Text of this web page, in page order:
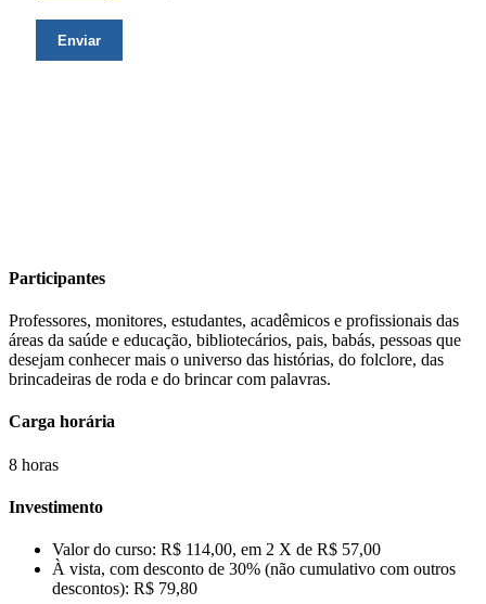
Participantes
Professores, monitores, estudantes, acadêmicos e profissionais das
áreas da saúde e educação, bibliotecários, pais, babás, pessoas que
desejam conhecer mais o universo das histórias, do folclore, das
brincadeiras de roda e do brincar com palavras.
Carga horária
8 horas
Investimento
Valor do curso: R$ 114,00, em 2 X de R$ 57,00
À vista, com desconto de 30% (não cumulativo com outros
descontos): R$ 79,80